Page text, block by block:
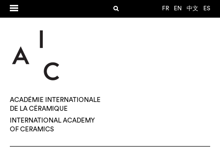
FR EN 中文 ES
ACADÉMIE INTERNATIONALE
DE LA CÉRAMIQUE
INTERNATIONAL ACADEMY
OF CERAMICS